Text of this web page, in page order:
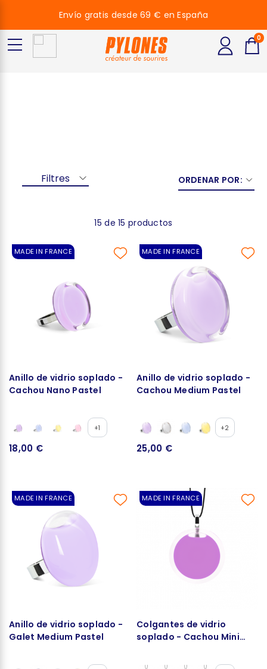
Filtres ORDENAR POR:
15 de 15 productos
MADE IN FRANCE
Anillo de vidrio soplado -
Cachou Nano Pastel
+1
18,00 €
MADE IN FRANCE
Anillo de vidrio soplado -
Cachou Medium Pastel
+2
25,00 €
MADE IN FRANCE
Anillo de vidrio soplado -
Galet Medium Pastel
MADE IN FRANCE
Colgantes de vidrio
soplado - Cachou Mini
Envío gratis desde 69 € en España
0